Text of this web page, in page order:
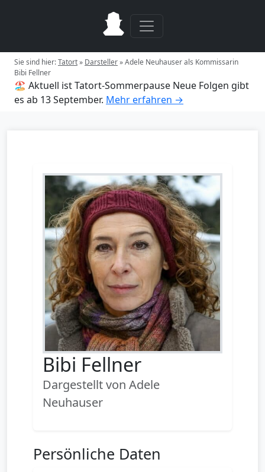
Sie sind hier:Tatort» Darsteller»Adele Neuhauser als Kommissarin
Bibi Fellner
🏖️ Aktuell ist Tatort-Sommerpause Neue Folgen gibt
es ab 13 September. Mehr erfahren →
Bibi Fellner
Dargestellt von Adele
Neuhauser
Persönliche Daten